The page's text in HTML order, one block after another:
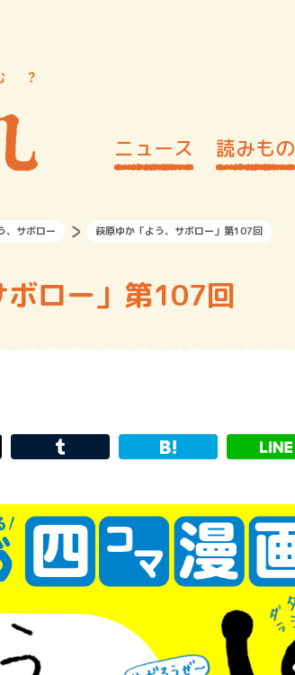
ニュース 読みもの
、サボロー 萩原ゆか「よう、サボロー」第107回
ロー」第107回